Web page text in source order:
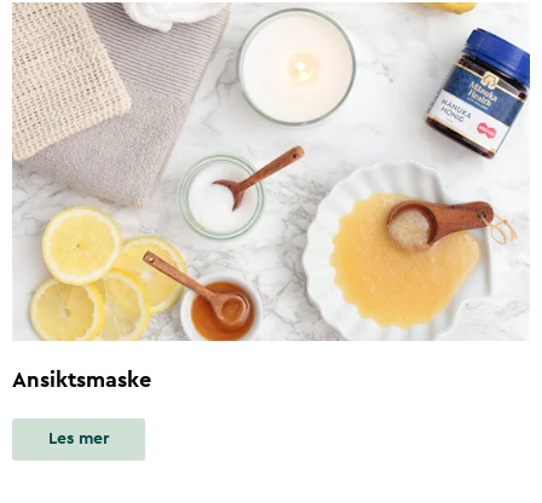
Ansiktsmaske
Les mer